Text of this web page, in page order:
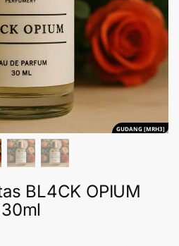
GUDANG [MRH3]
BL4CK OPIUM